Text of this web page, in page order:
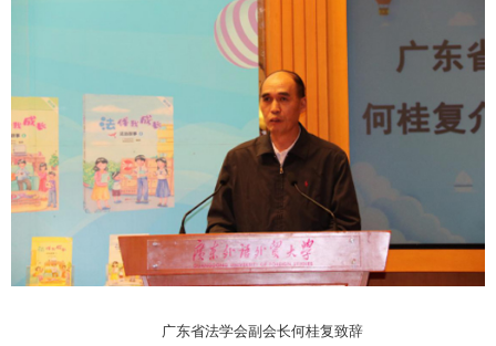
广东省法学会副会长何桂复致辞